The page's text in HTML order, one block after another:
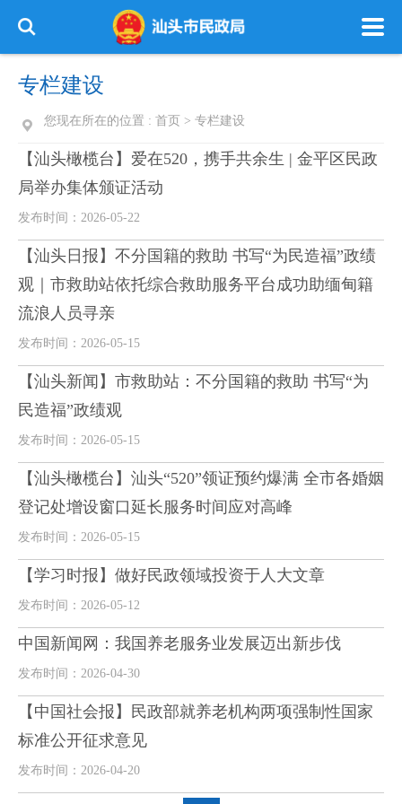
专栏建设
您现在所在的位置 : 首页 > 专栏建设
【汕头橄榄台】爱在520，携手共余生 | 金平区民政
局举办集体颁证活动
发布时间：2026-05-22
【汕头日报】不分国籍的救助 书写“为民造福”政绩
观｜市救助站依托综合救助服务平台成功助缅甸籍
流浪人员寻亲
发布时间：2026-05-15
【汕头新闻】市救助站：不分国籍的救助 书写“为
民造福”政绩观
发布时间：2026-05-15
【汕头橄榄台】汕头“520”领证预约爆满 全市各婚姻
登记处增设窗口延长服务时间应对高峰
发布时间：2026-05-15
【学习时报】做好民政领域投资于人大文章
发布时间：2026-05-12
中国新闻网：我国养老服务业发展迈出新步伐
发布时间：2026-04-30
【中国社会报】民政部就养老机构两项强制性国家
标准公开征求意见
发布时间：2026-04-20